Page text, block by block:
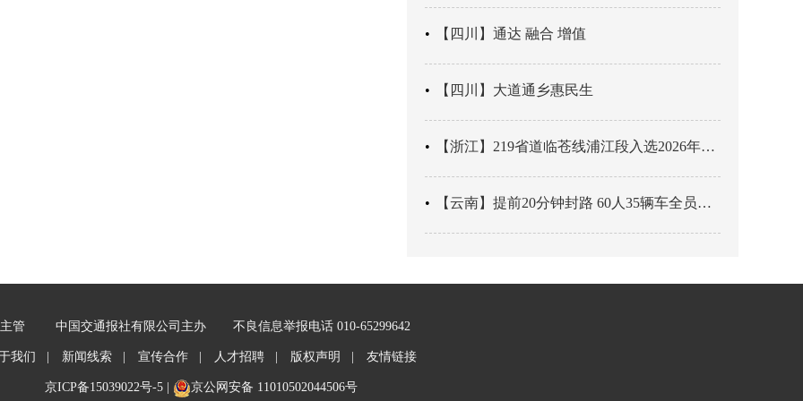
【四川】通达 融合 增值
【四川】大道通乡惠民生
【浙江】219省道临苍线浦江段入选2026年度美丽公路项目展示交流活动名单
【云南】提前20分钟封路 60人35辆车全员平安
管 中国交通报社有限公司主办 不良信息举报电话 010-65299642
我们 | 新闻线索 | 宣传合作 | 人才招聘 | 版权声明 | 友情链接
京ICP备15039022号-5| 京公网安备 11010502044506号